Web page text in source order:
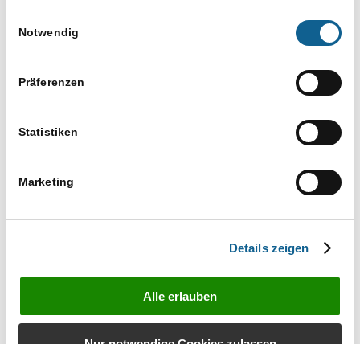
Notwendig
Präferenzen
Statistiken
Marketing
Details zeigen
Alle erlauben
Verwenden Sie mehr als einen Suchbegriff
Bestellen Sie unverbindlich das Infomaterial zu